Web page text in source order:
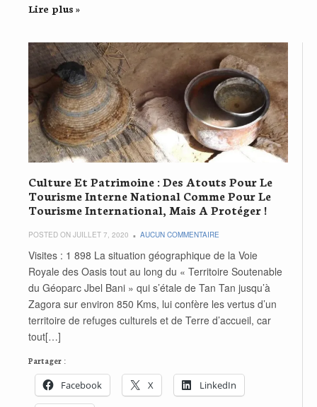
Lire plus »
Culture Et Patrimoine : Des Atouts Pour Le
Tourisme Interne National Comme Pour Le
Tourisme International, Mais A Protéger !
POSTED ON JUILLET 7, 2020 AUCUN COMMENTAIRE
Visites : 1 898 La situation géographique de la Voie
Royale des Oasis tout au long du « Territoire Soutenable
du Géoparc Jbel Bani » qui s’étale de Tan Tan jusqu’à
Zagora sur environ 850 Kms, lui confère les vertus d’un
territoire de refuges culturels et de Terre d’accueil, car
tout[…]
Partager :
Facebook X LinkedIn